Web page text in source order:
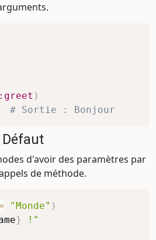
:greet )
# Sortie : Bonjour
d'avoir des paramètres par
de méthode.
"Monde" )
}
!"